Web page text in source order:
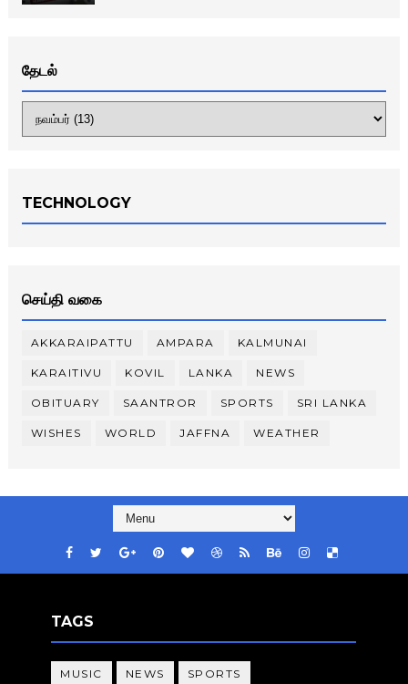
தேடல்
TECHNOLOGY
செய்தி வகை
AKKARAIPATTU AMPARA KALMUNAI
KARAITIVU KOVIL LANKA NEWS
OBITUARY SAANTROR SPORTS SRI LANKA
WISHES WORLD JAFFNA WEATHER
TAGS
MUSIC NEWS SPORTS